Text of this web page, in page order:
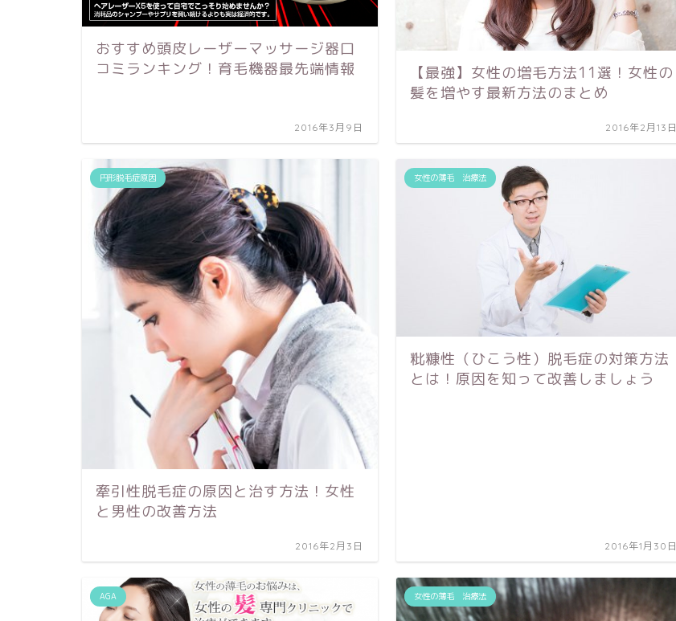
おすすめ頭皮レーザーマッサージ器口
コミランキング！育毛機器最先端情報
2016年3月9日
【最強】女性の増毛方法11選！女性の
髪を増やす最新方法のまとめ
2016年2月13日
円形脱毛症原因
牽引性脱毛症の原因と治す方法！女性
と男性の改善方法
2016年2月3日
女性の薄毛 治療法
粃糠性（ひこう性）脱毛症の対策方法
とは！原因を知って改善しましょう
2016年1月30日
AGA 女性の薄毛 治療法